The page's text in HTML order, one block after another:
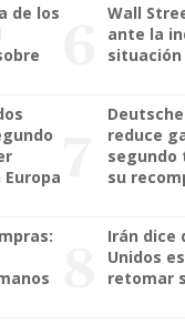
de los
Wall
ante la
situación
reduce
segundo
su
Irán dice
Unidos
retomar